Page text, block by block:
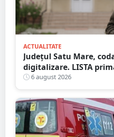
ACTUALITATE
Județul Satu Mare,
digitalizare. LISTA
piardă bani de la buget
6 august 2026